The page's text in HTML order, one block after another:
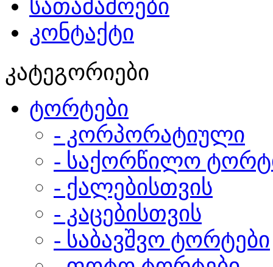
სათამაშოები
კონტაქტი
კატეგორიები
ტორტები
- კორპორატიული
- საქორწილო
- ქალებისთვის
- კაცებისთვის
- საბავშვო ტორტები